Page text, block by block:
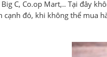
C, Co.op Mart,.. Tại đây
cạnh đó, khi không thể mua